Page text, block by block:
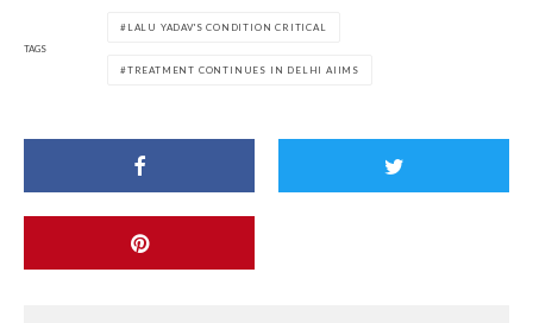
TAGS
LALU YADAV'S CONDITION CRITICAL
TREATMENT CONTINUES IN DELHI AIIMS